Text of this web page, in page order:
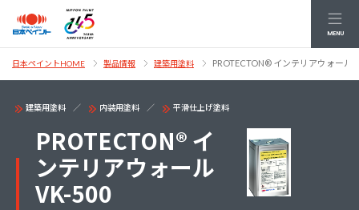
MENU
日本ペイントHOME 製品情報 建築用塗料 PROTECTON® インテリアウォール
建築用塗料 内装用塗料 平滑仕上げ塗料
PROTECTON® イ
ンテリアウォール
VK-500